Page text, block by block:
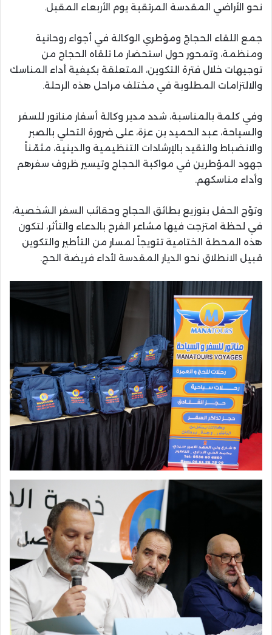
نحو الأراضي المقدسة المرتقبة يوم الأربعاء المقبل.
جمع اللقاء الحجاجَ ومؤطري الوكالة في أجواء روحانية
ومنظمة، وتمحور حول استحضار ما تلقاه الحجاج من
توجيهات خلال فترة التكوين، المتعلقة بكيفية أداء المناسك
والالتزامات المطلوبة في مختلف مراحل هذه الرحلة.
وفي كلمة بالمناسبة، شدد مدير وكالة أسفار مناتور للسفر
والسياحة، عبد الحميد بن عزة، على ضرورة التحلي بالصبر
والانضباط والتقيد بالإرشادات التنظيمية والدينية، مثمّناً
جهود المؤطرين في مواكبة الحجاج وتيسير ظروف سفرهم
وأداء مناسكهم.
وتوّج الحفل بتوزيع بطائق الحجاج وحقائب السفر الشخصية،
في لحظة امتزجت فيها مشاعر الفرح بالدعاء والتأثر، لتكون
هذه المحطة الختامية تتويجاً لمسار من التأطير والتكوين
قبيل الانطلاق نحو الديار المقدسة لأداء فريضة الحج.